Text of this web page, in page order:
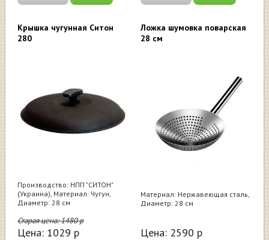
Крышка чугунная Ситон
280
Производство: НПП "СИТОН"
(Украина), Материал: Чугун,
Диаметр: 28 см
Старая цена:1480р
Цена: 1029 р
Ложка шумовка поварская
28 см
Материал: Нержавеющая сталь,
Диаметр: 28 см
Цена: 2590 р